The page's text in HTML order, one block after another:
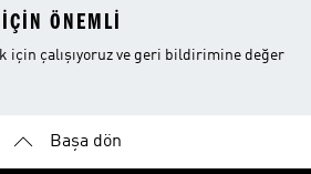
ÖNEMLI
için çalışıyoruz ve geri bildirimine değer
Başa dön